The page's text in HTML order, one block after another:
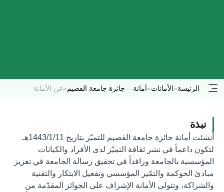
الرئيسة»الأمانات»أمانة – جائزة جامعة القصيم»عن الأمانة
نبذة
أُنشئت أمانة جائزة جامعة القصيم للتميّز بتاريخ 1443/1/11هـ
لتكون داعماً في نشر ثقافة التميّز لدى الأفراد والكيانات
المؤسسية بالجامعة ورافداً في تحقيق رسالة الجامعة في تعزيز
مبادئ الحوكمة والتمّيز المؤسسي وتفعيل الابتكار والتقنية
والشراكة، وتتولى الأمانة الإشراف على الجوائز المقدّمة من